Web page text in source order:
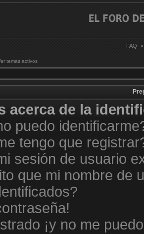
FAQ •
temas activos
acerca de la
puedo
tengo que
sesión de usuario
que mi nombre de
¡y no me